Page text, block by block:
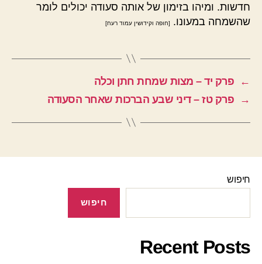
חדשות. ומיהו בזימון של אותה סעודה יכולים לומר
שהשמחה במעונו.
[חופה וקידושין עמוד רעח]
←
פרק יד – מצות שמחת חתן וכלה
→
פרק טז – דיני שבע הברכות שאחר הסעודה
חיפוש
חיפוש
Recent Posts